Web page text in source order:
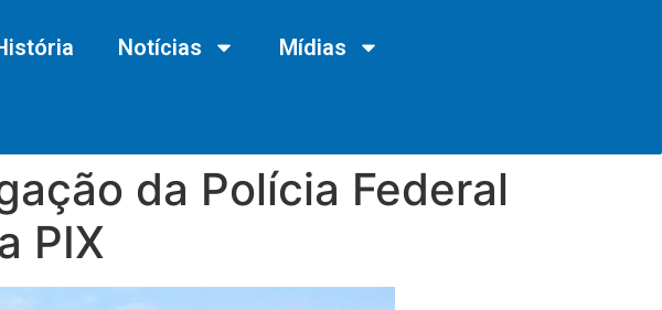
Notícias Mídias
da Polícia Federal
PIX